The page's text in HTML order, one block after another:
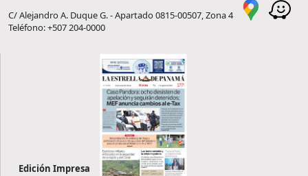
C/ Alejandro A. Duque G. - Apartado 0815-00507, Zona 4
Teléfono: +507 204-0000
Edición Impresa